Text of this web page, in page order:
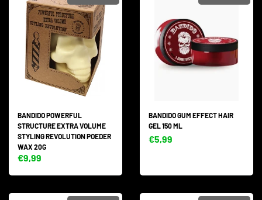
BANDIDO POWERFUL
STRUCTURE EXTRA VOLUME
STYLING REVOLUTION POEDER
WAX 20G
€9,99
BANDIDO GUM EFFECT HAIR
GEL 150 ML
€5,99